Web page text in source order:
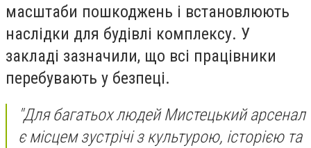
масштаби пошкоджень і встановлюють
наслідки для будівлі комплексу. У
закладі зазначили, що всі працівники
перебувають у безпеці.
"Для багатьох людей Мистецький арсенал
є місцем зустрічі з культурою, історією та